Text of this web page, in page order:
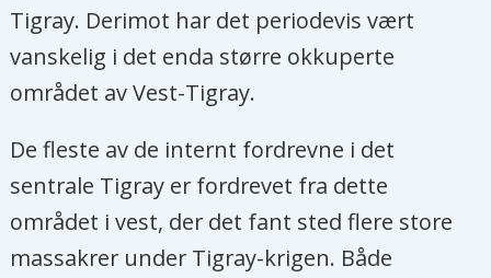
Tigray. Derimot har det periodevis vært
vanskelig i det enda større okkuperte
området av Vest-Tigray.
De fleste av de internt fordrevne i det
sentrale Tigray er fordrevet fra dette
området i vest, der det fant sted flere store
massakrer under Tigray-krigen. Både